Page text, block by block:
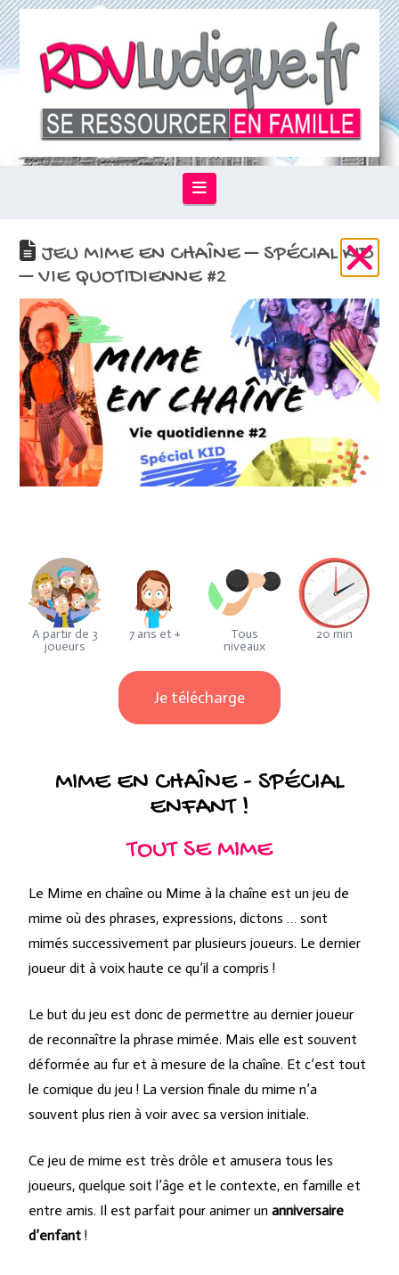
Navigation
JEU MIME EN CHAÎNE – SPÉCIAL KID
– VIE QUOTIDIENNE #2
A partir de 3
joueurs
7 ans et +
Tous
niveaux
20 min
Je télécharge
MIME EN CHAÎNE - SPÉCIAL
ENFANT !
TOUT SE MIME
Le Mime en chaîne ou Mime à la chaîne est un jeu de
mime où des phrases, expressions, dictons … sont
mimés successivement par plusieurs joueurs. Le dernier
joueur dit à voix haute ce qu’il a compris !
Le but du jeu est donc de permettre au dernier joueur
de reconnaître la phrase mimée. Mais elle est souvent
déformée au fur et à mesure de la chaîne. Et c’est tout
le comique du jeu ! La version finale du mime n’a
souvent plus rien à voir avec sa version initiale.
Ce jeu de mime est très drôle et amusera tous les
joueurs, quelque soit l’âge et le contexte, en famille et
entre amis. Il est parfait pour animer unanniversaire
d’enfant !